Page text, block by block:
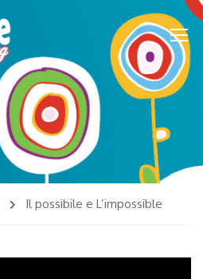
Il possibile e L’impossible